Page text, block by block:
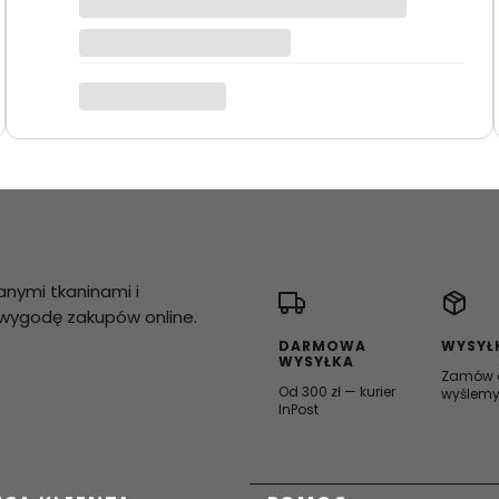
tkaninami i
zakupów online.
DARMOWA
WYSYŁKA
Od 300 zł — kurier
InPost
Zamów